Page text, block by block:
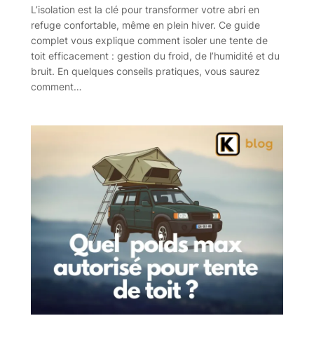
L’isolation est la clé pour transformer votre abri en
refuge confortable, même en plein hiver. Ce guide
complet vous explique comment isoler une tente de
toit efficacement : gestion du froid, de l’humidité et du
bruit. En quelques conseils pratiques, vous saurez
comment…